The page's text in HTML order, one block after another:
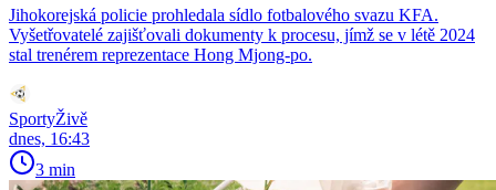
Jihokorejská policie prohledala sídlo fotbalového svazu KFA.
Vyšetřovatelé zajišťovali dokumenty k procesu, jímž se v létě 2024
stal trenérem reprezentace Hong Mjong-po.
SportyŽivě
dnes, 16:43
3 min